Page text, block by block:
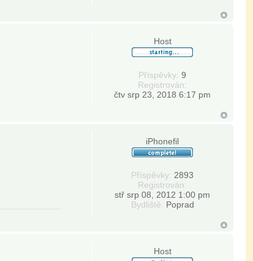
Host
Příspěvky: 9
Registrován:
čtv srp 23, 2018 6:17 pm
iPhonefil
Příspěvky: 2893
Registrován:
stř srp 08, 2012 1:00 pm
Bydliště: Poprad
Host